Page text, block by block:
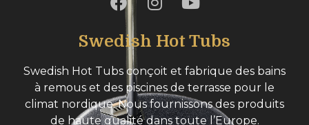
Swedish Hot Tubs
Swedish Hot Tubs conçoit et fabrique des bains
à remous et des piscines de terrasse pour le
climat nordique. Nous fournissons des produits
de haute qualité dans toute l’Europe.